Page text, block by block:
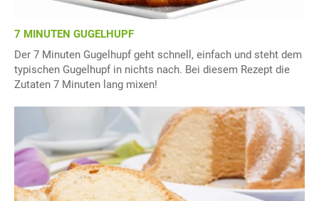
7 MINUTEN GUGELHUPF
Der 7 Minuten Gugelhupf geht schnell, einfach und steht dem
typischen Gugelhupf in nichts nach. Bei diesem Rezept die
Zutaten 7 Minuten lang mixen!